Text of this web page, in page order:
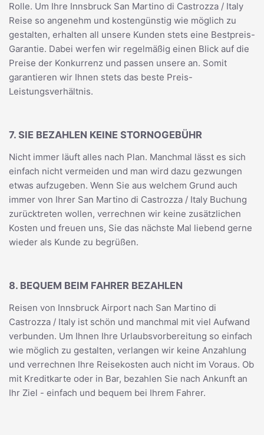
Rolle. Um Ihre Innsbruck San Martino di Castrozza / Italy
Reise so angenehm und kostengünstig wie möglich zu
gestalten, erhalten all unsere Kunden stets eine Bestpreis-
Garantie. Dabei werfen wir regelmäßig einen Blick auf die
Preise der Konkurrenz und passen unsere an. Somit
garantieren wir Ihnen stets das beste Preis-
Leistungsverhältnis.
7. SIE BEZAHLEN KEINE STORNOGEBÜHR
Nicht immer läuft alles nach Plan. Manchmal lässt es sich
einfach nicht vermeiden und man wird dazu gezwungen
etwas aufzugeben. Wenn Sie aus welchem Grund auch
immer von Ihrer San Martino di Castrozza / Italy Buchung
zurücktreten wollen, verrechnen wir keine zusätzlichen
Kosten und freuen uns, Sie das nächste Mal liebend gerne
wieder als Kunde zu begrüßen.
8. BEQUEM BEIM FAHRER BEZAHLEN
Reisen von Innsbruck Airport nach San Martino di
Castrozza / Italy ist schön und manchmal mit viel Aufwand
verbunden. Um Ihnen Ihre Urlaubsvorbereitung so einfach
wie möglich zu gestalten, verlangen wir keine Anzahlung
und verrechnen Ihre Reisekosten auch nicht im Voraus. Ob
mit Kreditkarte oder in Bar, bezahlen Sie nach Ankunft an
Ihr Ziel - einfach und bequem bei Ihrem Fahrer.